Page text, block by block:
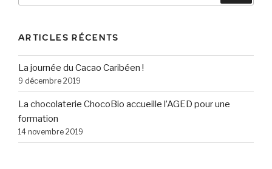
ARTICLES RÉCENTS
La journée du Cacao Caribéen !
9 décembre 2019
La chocolaterie ChocoBio accueille l’AGED pour une
formation
14 novembre 2019